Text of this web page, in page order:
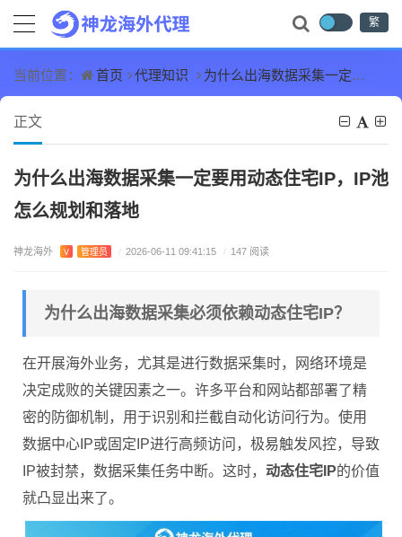
繁
当前位置： 首页 代理知识 为什么出海数据采集一定要用动态住宅IP，IP池怎么规划和落地
正文
为什么出海数据采集一定要用动态住宅IP，IP池
怎么规划和落地
神龙海外 V 管理员 / 2026-06-11 09:41:15 / 147 阅读
为什么出海数据采集必须依赖动态住宅IP？
在开展海外业务，尤其是进行数据采集时，网络环境是
决定成败的关键因素之一。许多平台和网站都部署了精
密的防御机制，用于识别和拦截自动化访问行为。使用
数据中心IP或固定IP进行高频访问，极易触发风控，导致
IP被封禁，数据采集任务中断。这时， 动态住宅IP的价值
就凸显出来了。